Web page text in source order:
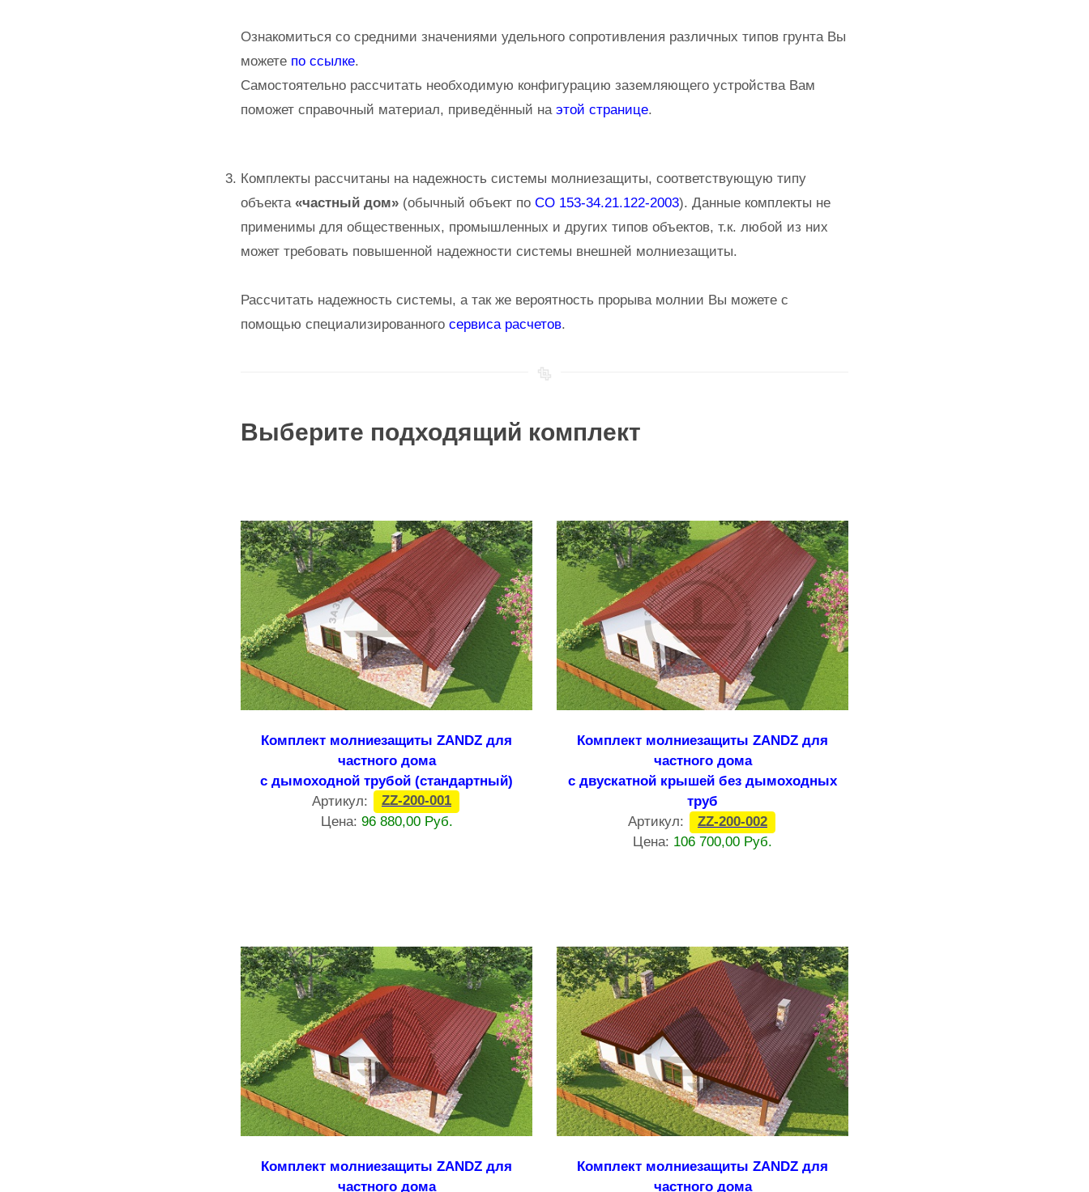
Ознакомиться со средними значениями удельного сопротивления различных типов грунта Вы
можете по ссылке.
Самостоятельно рассчитать необходимую конфигурацию заземляющего устройства Вам
поможет справочный материал, приведённый на этой странице.
Комплекты рассчитаны на надежность системы молниезащиты, соответствующую типу
объекта «частный дом» (обычный объект по СО 153-34.21.122-2003). Данные комплекты не
применимы для общественных, промышленных и других типов объектов, т.к. любой из них
может требовать повышенной надежности системы внешней молниезащиты.
Рассчитать надежность системы, а так же вероятность прорыва молнии Вы можете с
помощью специализированного сервиса расчетов.
Выберите подходящий комплект
Комплект молниезащиты ZANDZ для
частного дома
с дымоходной трубой (стандартный)
Артикул:
ZZ-200-001
Цена: 96 880,00 Руб.
Комплект молниезащиты ZANDZ для
частного дома
с двускатной крышей без дымоходных
труб
Артикул:
ZZ-200-002
Цена: 106 700,00 Руб.
Комплект молниезащиты ZANDZ для
частного дома
Комплект молниезащиты ZANDZ для
частного дома